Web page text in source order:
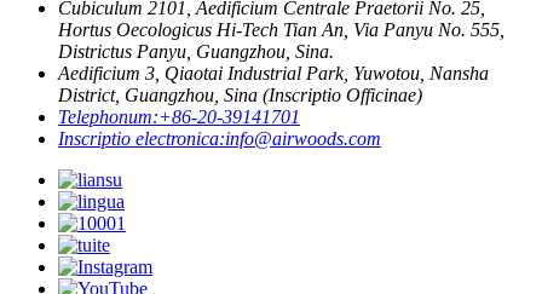
Cubiculum 2101, Aedificium Centrale Praetorii No. 25,
Hortus Oecologicus Hi-Tech Tian An, Via Panyu No. 555,
Districtus Panyu, Guangzhou, Sina.
Aedificium 3, Qiaotai Industrial Park, Yuwotou, Nansha
District, Guangzhou, Sina (Inscriptio Officinae)
Telephonum:+86-20-39141701
Inscriptio electronica:info@airwoods.com